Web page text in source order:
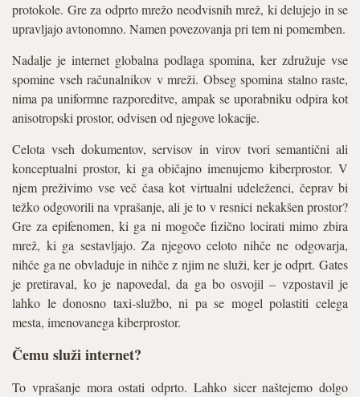
protokole. Gre za odprto mrežo neodvisnih mrež, ki delujejo in se
upravljajo avtonomno. Namen povezovanja pri tem ni pomemben.
Nadalje je internet globalna podlaga spomina, ker združuje vse
spomine vseh računalnikov v mreži. Obseg spomina stalno raste,
nima pa uniformne razporeditve, ampak se uporabniku odpira kot
anisotropski prostor, odvisen od njegove lokacije.
Celota vseh dokumentov, servisov in virov tvori semantični ali
konceptualni prostor, ki ga običajno imenujemo kiberprostor. V
njem preživimo vse več časa kot virtualni udeleženci, čeprav bi
težko odgovorili na vprašanje, ali je to v resnici nekakšen prostor?
Gre za epifenomen, ki ga ni mogoče fizično locirati mimo zbira
mrež, ki ga sestavljajo. Za njegovo celoto nihče ne odgovarja,
nihče ga ne obvladuje in nihče z njim ne služi, ker je odprt. Gates
je pretiraval, ko je napovedal, da ga bo osvojil – vzpostavil je
lahko le donosno taxi-službo, ni pa se mogel polastiti celega
mesta, imenovanega kiberprostor.
Čemu služi internet?
To vprašanje mora ostati odprto. Lahko sicer naštejemo dolgo